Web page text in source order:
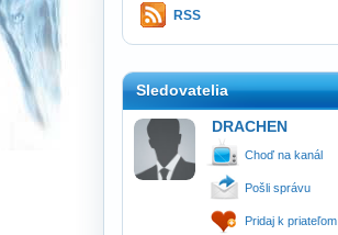
RSS
Sledovatelia
DRACHEN
Choď na kanál
Pošli správu
Pridaj k priateľom